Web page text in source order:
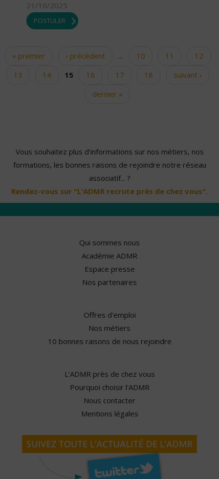
21/10/2025
POSTULER
Pages
« premier ‹ précédent … 10 11
12
13
14 15 16 17 18
suivant ›
dernier »
Vous souhaitez plus d'informations sur nos métiers, nos
formations, les bonnes raisons de rejoindre notre réseau
associatif... ?
Rendez-vous sur "L'ADMR recrute près de chez vous".
Qui sommes nous
Académie ADMR
Espace presse
Nos partenaires
Offres d'emploi
Nos métiers
10 bonnes raisons de nous rejoindre
L'ADMR près de chez vous
Pourquoi choisir l'ADMR
Nous contacter
Mentions légales